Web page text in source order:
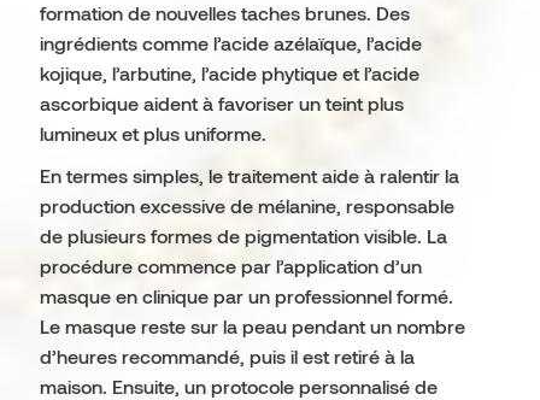
formation de nouvelles taches brunes. Des
ingrédients comme l’acide azélaïque, l’acide
kojique, l’arbutine, l’acide phytique et l’acide
ascorbique aident à favoriser un teint plus
lumineux et plus uniforme.
En termes simples, le traitement aide à ralentir la
production excessive de mélanine, responsable
de plusieurs formes de pigmentation visible. La
procédure commence par l’application d’un
masque en clinique par un professionnel formé.
Le masque reste sur la peau pendant un nombre
d’heures recommandé, puis il est retiré à la
maison. Ensuite, un protocole personnalisé de